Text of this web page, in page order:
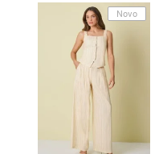
Novo